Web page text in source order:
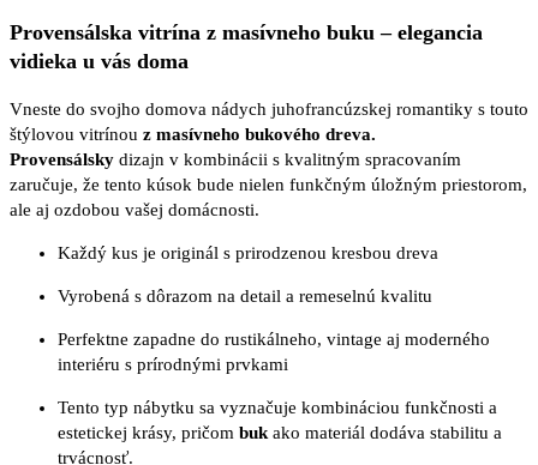
Provensálska vitrína z masívneho buku – elegancia
vidieka u vás doma
Vneste do svojho domova nádych juhofrancúzskej romantiky s touto
štýlovou vitrínou z masívneho bukového dreva.
Provensálsky dizajn v kombinácii s kvalitným spracovaním
zaručuje, že tento kúsok bude nielen funkčným úložným priestorom,
ale aj ozdobou vašej domácnosti.
Každý kus je originál s prirodzenou kresbou dreva
Vyrobená s dôrazom na detail a remeselnú kvalitu
Perfektne zapadne do rustikálneho, vintage aj moderného
interiéru s prírodnými prvkami
Tento typ nábytku sa vyznačuje kombináciou funkčnosti a
estetickej krásy, pričom buk ako materiál dodáva stabilitu a
trvácnosť.